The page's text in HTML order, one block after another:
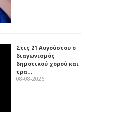
Στις 21 Αυγούστου ο
διαγωνισμός
δημοτικού χορού και
τρα…
08-08-2026